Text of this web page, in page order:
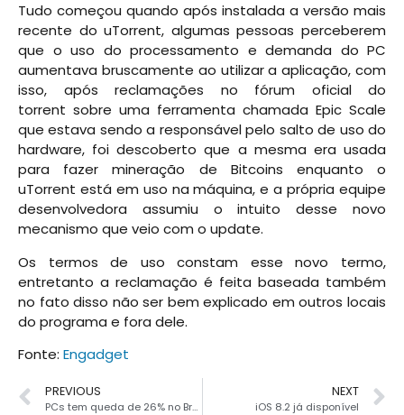
Tudo começou quando após instalada a versão mais
recente do uTorrent, algumas pessoas perceberem
que o uso do processamento e demanda do PC
aumentava bruscamente ao utilizar a aplicação, com
isso, após reclamações no fórum oficial do
torrent sobre uma ferramenta chamada Epic Scale
que estava sendo a responsável pelo salto de uso do
hardware, foi descoberto que a mesma era usada
para fazer mineração de Bitcoins enquanto o
uTorrent está em uso na máquina, e a própria equipe
desenvolvedora assumiu o intuito desse novo
mecanismo que veio com o update.
Os termos de uso constam esse novo termo,
entretanto a reclamação é feita baseada também
no fato disso não ser bem explicado em outros locais
do programa e fora dele.
Fonte: Engadget
PREVIOUS
PCs tem queda de 26% no Brasil em 2014
NEXT
iOS 8.2 já disponível